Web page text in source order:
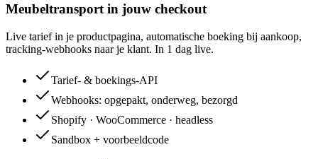
Meubeltransport in jouw checkout
Live tarief in je productpagina, automatische boeking bij aankoop,
tracking-webhooks naar je klant. In 1 dag live.
Tarief- & boekings-API
Webhooks: opgepakt, onderweg, bezorgd
Shopify · WooCommerce · headless
Sandbox + voorbeeldcode